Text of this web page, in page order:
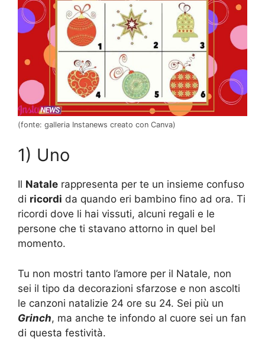
(fonte: galleria Instanews creato con Canva)
1) Uno
Il Natale rappresenta per te un insieme confuso
di ricordi da quando eri bambino fino ad ora. Ti
ricordi dove li hai vissuti, alcuni regali e le
persone che ti stavano attorno in quel bel
momento.
Tu non mostri tanto l’amore per il Natale, non
sei il tipo da decorazioni sfarzose e non ascolti
le canzoni natalizie 24 ore su 24. Sei più un
Grinch, ma anche te infondo al cuore sei un fan
di questa festività.